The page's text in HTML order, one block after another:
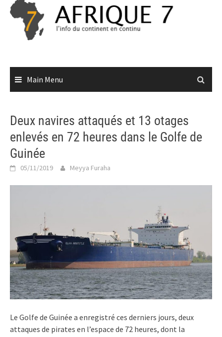
Skip
content
Main Menu
Deux navires attaqués et 13 otages
enlevés en 72 heures dans le Golfe de
Guinée
05/11/2019 Meyya Furaha
Le Golfe de Guinée a enregistré ces derniers jours, deux
attaques de pirates en l’espace de 72 heures, dont la